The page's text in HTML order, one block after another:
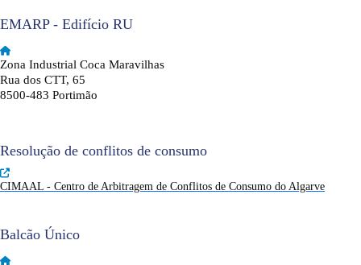
EMARP - Edifício RU
Zona Industrial Coca Maravilhas
Rua dos CTT, 65
8500-483 Portimão
Resolução de conflitos de consumo
CIMAAL - Centro de Arbitragem de Conflitos de Consumo do Algarve
Balcão Único